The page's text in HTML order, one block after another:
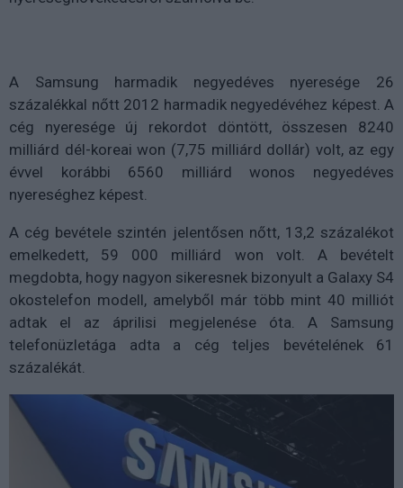
A Samsung harmadik negyedéves nyeresége 26
százalékkal nőtt 2012 harmadik negyedévéhez képest. A
cég nyeresége új rekordot döntött, összesen 8240
milliárd dél-koreai won (7,75 milliárd dollár) volt, az egy
évvel korábbi 6560 milliárd wonos negyedéves
nyereséghez képest.
A cég bevétele szintén jelentősen nőtt, 13,2 százalékot
emelkedett, 59 000 milliárd won volt. A bevételt
megdobta, hogy nagyon sikeresnek bizonyult a Galaxy S4
okostelefon modell, amelyből már több mint 40 milliót
adtak el az áprilisi megjelenése óta. A Samsung
telefonüzletága adta a cég teljes bevételének 61
százalékát.